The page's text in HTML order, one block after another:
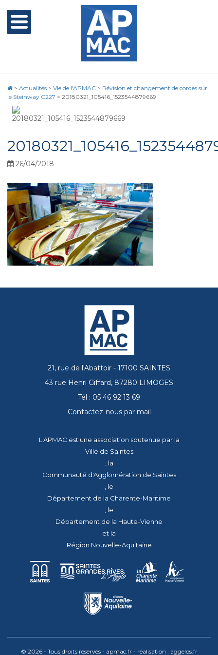
> Actualités > Vie de l'APMAC > Révision et changement de cordes sur
le Steinway C227 > 20180321_105416_1523544879669
26/04/2018
21, rue de l'Abattoir - 17100 SAINTES
43 rue Henri Giffard, 87280 LIMOGES
Tél : 05 46 92 13 69
Contactez-nous par mail
L'APMAC est une association soutenue par la
Ville de Saintes
, la
Communauté d'Agglomération de Saintes
, le
Département de la Charente-Maritime
, le
Département de la Haute-Vienne
et la
Région Nouvelle-Aquitaine
© 2026 - Tous droits réservés - apmac.fr - réalisation : aggelos.fr